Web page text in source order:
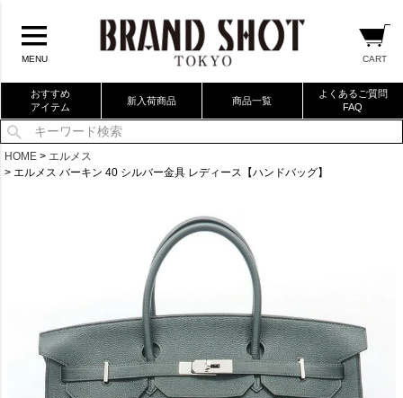
MENU CART
おすすめ
アイテム
新入荷商品 商品一覧
よくあるご質問
FAQ
当店厳選ブランドバック
ブランドリングコレクション
HOME
エルメス
エルメス バーキン 40 シルバー金具 レディース【ハンドバッグ】